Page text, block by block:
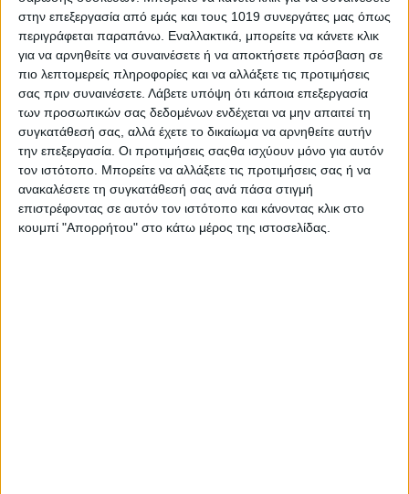
στην επεξεργασία από εμάς και τους 1019 συνεργάτες μας όπως
περιγράφεται παραπάνω. Εναλλακτικά, μπορείτε να κάνετε κλικ
για να αρνηθείτε να συναινέσετε ή να αποκτήσετε πρόσβαση σε
πιο λεπτομερείς πληροφορίες και να αλλάξετε τις προτιμήσεις
σας πριν συναινέσετε. Λάβετε υπόψη ότι κάποια επεξεργασία
των προσωπικών σας δεδομένων ενδέχεται να μην απαιτεί τη
συγκατάθεσή σας, αλλά έχετε το δικαίωμα να αρνηθείτε αυτήν
την επεξεργασία. Οι προτιμήσεις σαςθα ισχύουν μόνο για αυτόν
τον ιστότοπο. Μπορείτε να αλλάξετε τις προτιμήσεις σας ή να
ανακαλέσετε τη συγκατάθεσή σας ανά πάσα στιγμή
επιστρέφοντας σε αυτόν τον ιστότοπο και κάνοντας κλικ στο
κουμπί "Απορρήτου" στο κάτω μέρος της ιστοσελίδας.
περιοχή.
Ο Ολυμπιακός κράτησε μέχρι τέλους το υπέρ του 2-0,
πανηγυρίζοντας μία πολύ μεγάλη νίκη στο γήπεδό του.
Πηγή Naftemporiki
Share
Share Post Email Print